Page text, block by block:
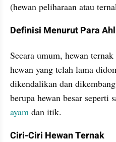
(hewan peliharaan atau
Definisi Menurut Para
Secara umum, hewan
hewan yang telah lama
dikendalikan dan
ayam dan itik.
Ciri-Ciri Hewan Ternak